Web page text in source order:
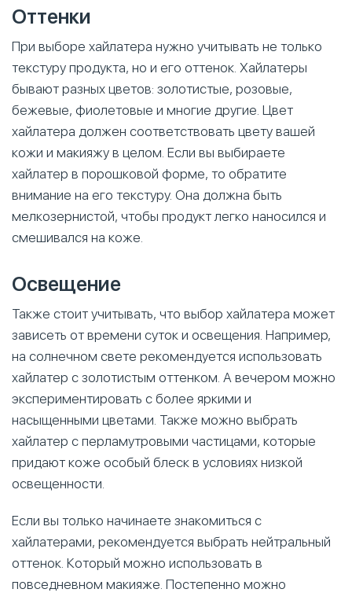
Оттенки
При выборе хайлатера нужно учитывать не только
текстуру продукта, но и его оттенок. Хайлатеры
бывают разных цветов: золотистые, розовые,
бежевые, фиолетовые и многие другие. Цвет
хайлатера должен соответствовать цвету вашей
кожи и макияжу в целом. Если вы выбираете
хайлатер в порошковой форме, то обратите
внимание на его текстуру. Она должна быть
мелкозернистой, чтобы продукт легко наносился и
смешивался на коже.
Освещение
Также стоит учитывать, что выбор хайлатера может
зависеть от времени суток и освещения. Например,
на солнечном свете рекомендуется использовать
хайлатер с золотистым оттенком. А вечером можно
экспериментировать с более яркими и
насыщенными цветами. Также можно выбрать
хайлатер с перламутровыми частицами, которые
придают коже особый блеск в условиях низкой
освещенности.
Если вы только начинаете знакомиться с
хайлатерами, рекомендуется выбрать нейтральный
оттенок. Который можно использовать в
повседневном макияже. Постепенно можно